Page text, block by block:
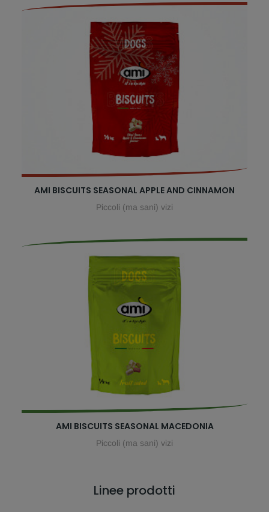
AMI BISCUITS SEASONAL APPLE AND CINNAMON
Piccoli (ma sani) vizi
AMI BISCUITS SEASONAL MACEDONIA
Piccoli (ma sani) vizi
Linee prodotti